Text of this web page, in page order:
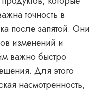
точность в
после запятой. Они
изменений и
важно быстро
Для этого
насмотренность,